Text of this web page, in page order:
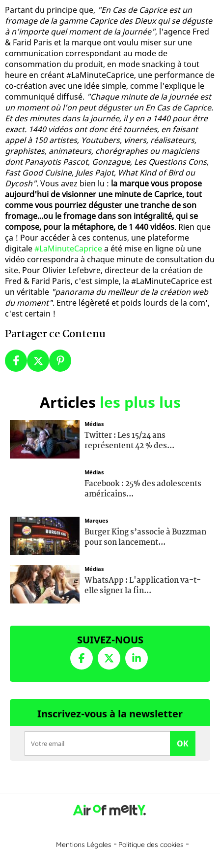
Partant du principe que, "En Cas de Caprice est un
fromage de la gamme Caprice des Dieux qui se déguste
à n’importe quel moment de la journée", l'agence Fred
& Farid Paris et la marque ont voulu miser sur une
communication correspondant au mode de
consommation du produit, en mode snacking à tout
heure en créant #LaMinuteCaprice, une performance de
co-création avec une idée simple, comme l'explique le
communiqué diffusé. "Chaque minute de la journée est
un moment où l’on peut déguster un En Cas de Caprice.
Et des minutes dans la journée, il y en a 1440 pour être
exact. 1440 vidéos ont donc été tournées, en faisant
appel à 150 artistes, Youtubers, viners, réalisateurs,
graphistes, animateurs, chorégraphes ou magiciens
dont Panayotis Pascot, Gonzague, Les Questions Cons,
Fast Good Cuisine, Jules Pajot, What Kind of Bird ou
Dycosh". Vous avez bien lu : la marque vous propose
aujourd'hui de visionner une minute de Caprice, tout
comme vous pourriez déguster une tranche de son
fromage...ou le fromage dans son intégralité, qui se
compose, pour la métaphore, de 1 440 vidéos. Rien que
ça ! Pour accéder à ces contenus, une plateforme
digitale#LaMinuteCapricea été mise en ligne où une
vidéo correspondra à chaque minute de consultation du
site. Pour Olivier Lefebvre, directeur de la création de
Fred & Farid Paris, c'est simple, la #LaMinuteCaprice est
un véritable "panorama du meilleur de la création web
du moment". Entre légèreté et poids lourds de la com',
c'est certain !
Partager ce Contenu
Articles les plus lus
Médias
Twitter : Les 15/24 ans
représentent 42 % des...
Médias
Facebook : 25% des adolescents
américains...
Marques
Burger King s’associe à Buzzman
pour son lancement...
Médias
WhatsApp : L'application va-t-
elle signer la fin...
SUIVEZ-NOUS
Inscrivez-vous à la newsletter
OK
Mentions Légales Politique des cookies